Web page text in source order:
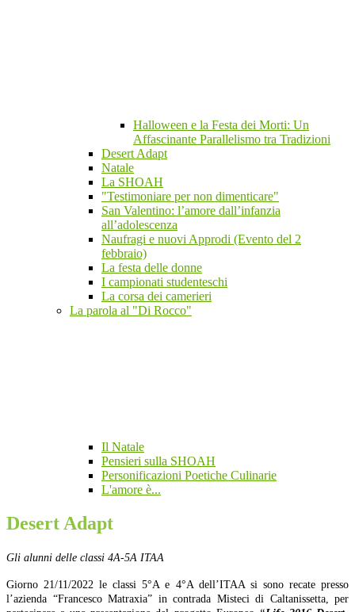
Halloween e la Festa dei Morti: Un
Affascinante Parallelismo tra Tradizioni
Desert Adapt
Natale
La SHOAH
"Testimoniare per non dimenticare"
San Valentino: l’amore dall’infanzia
all’adolescenza
Naufragi e nuovi Approdi (Evento del 2
febbraio)
La festa delle donne
I campionati studenteschi
La corsa dei camerieri
La parola al "Di Rocco"
Il Natale
Pensieri sulla SHOAH
Personificazioni Poetiche Culinarie
L'amore è...
Desert Adapt
Gli alunni delle classi 4A-5A ITAA
Giorno 21/11/2022 le classi 5°A e 4°A dell’ITAA si sono recate presso
l’azienda “Francesco Matraxia” in contrada Misteci di Caltanissetta, per